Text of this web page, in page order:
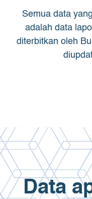
Semua data
adalah data
diterbitkan oleh
Data